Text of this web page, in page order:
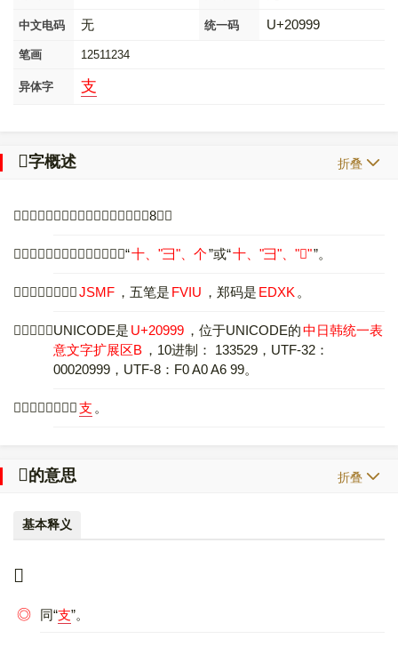
中文电码 无 统一码 U+20999
笔画 12511234
异体字 支
𠦙字概述 折叠
〔𠦙〕字拼音是，部首是十，总笔画是8画。
〔𠦙〕字是上下结构，可拆字为“十、 "⺕" 、个”或“十、 "⺕" "󰌐"”。
〔𠦙〕字仓颉码是JSMF ，五笔是 FVIU ，郑码是 EDXK 。
〔𠦙〕字的UNICODE是 U+20999 ，位于UNICODE的中日韩统一表
意文字扩展区B ，10进制： 133529，UTF-32：
00020999，UTF-8：F0 A0 A6 99。
〔𠦙〕字异体字是支 。
𠦙的意思 折叠
基本释义
𠦙
◎ 同“支”。